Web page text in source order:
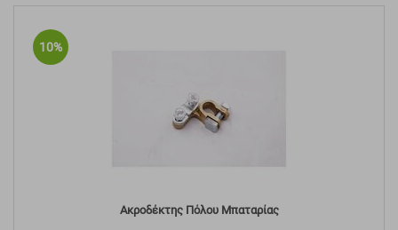
10%
Ακροδέκτης Πόλου Μπαταρίας